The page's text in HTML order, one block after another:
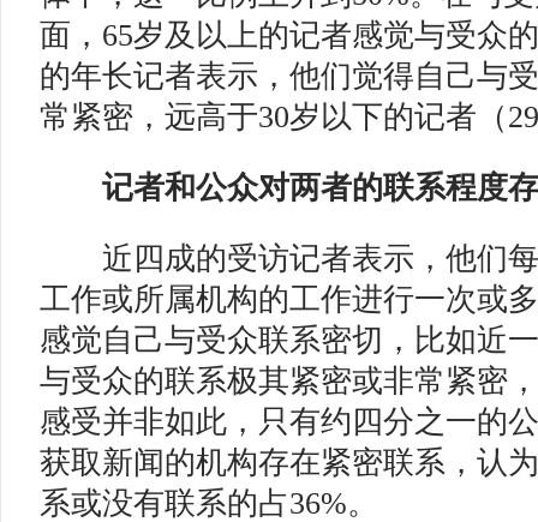
面，65岁及以上的记者感觉与受众
的年长记者表示，他们觉得自己与
常紧密，远高于30岁以下的记者（
记者和公众对两者的联系程度
近四成的受访记者表示，他们每
工作或所属机构的工作进行一次或
感觉自己与受众联系密切，比如近
与受众的联系极其紧密或非常紧密
感受并非如此，只有约四分之一的
获取新闻的机构存在紧密联系，认
系或没有联系的占36%。